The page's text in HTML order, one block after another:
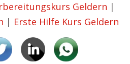
Geldern |
| Erste Hilfe Kurs Geldern